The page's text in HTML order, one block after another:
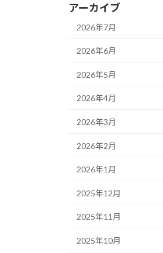
アーカイブ
2026年7月
2026年6月
2026年5月
2026年4月
2026年3月
2026年2月
2026年1月
2025年12月
2025年11月
2025年10月